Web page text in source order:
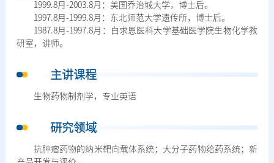
1999.8月-2003.8月：美国乔治城大学，博士后。
1997.8月-1999.8月：东北师范大学遗传所，博士后。
1987.8月-1997.8月：白求恩医科大学基础医学院生物化学教
研室，讲师。
主讲课程
生物药物制剂学，专业英语
研究领域
抗肿瘤药物的纳米靶向载体系统；大分子药物给药系统；新